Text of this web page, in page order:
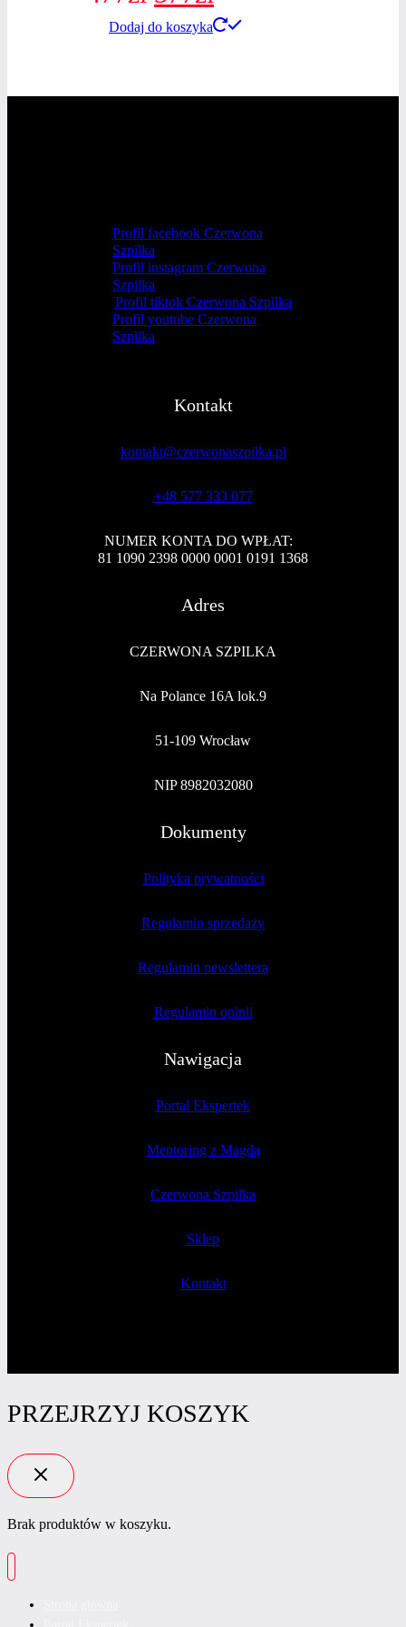
cena cena
Dodaj do koszyka
Profil facebook Czerwona
Szpilka
Profil instagram Czerwona
Szpilka
Profil tiktok Czerwona Szpilka
Profil youtube Czerwona
Szpilka
Kontakt
kontakt@czerwonaszpilka.pl
+48 577 333 077
NUMER KONTA DO WPŁAT:
81 1090 2398 0000 0001 0191 1368
Adres
CZERWONA SZPILKA
Na Polance 16A lok.9
51-109 Wrocław
NIP 8982032080
Dokumenty
Polityka prywatności
Regulamin sprzedaży
Regulamin newslettera
Regulamin opinii
Nawigacja
Portal Ekspertek
Mentoring z Magdą
Czerwona Szpilka
Sklep
Kontakt
PRZEJRZYJ KOSZYK
Brak produktów w koszyku.